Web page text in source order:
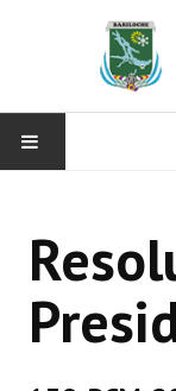
CONCEJO
Bloques Políticos